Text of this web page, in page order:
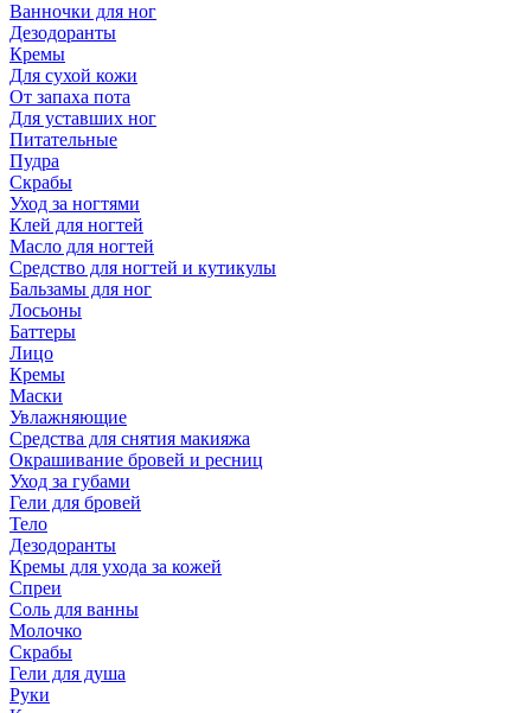
Ванночки для ног
Дезодоранты
Кремы
Для сухой кожи
От запаха пота
Для уставших ног
Питательные
Пудра
Скрабы
Уход за ногтями
Клей для ногтей
Масло для ногтей
Средство для ногтей и кутикулы
Бальзамы для ног
Лосьоны
Баттеры
Лицо
Кремы
Маски
Увлажняющие
Средства для снятия макияжа
Окрашивание бровей и ресниц
Уход за губами
Гели для бровей
Тело
Дезодоранты
Кремы для ухода за кожей
Спреи
Соль для ванны
Молочко
Скрабы
Гели для душа
Руки